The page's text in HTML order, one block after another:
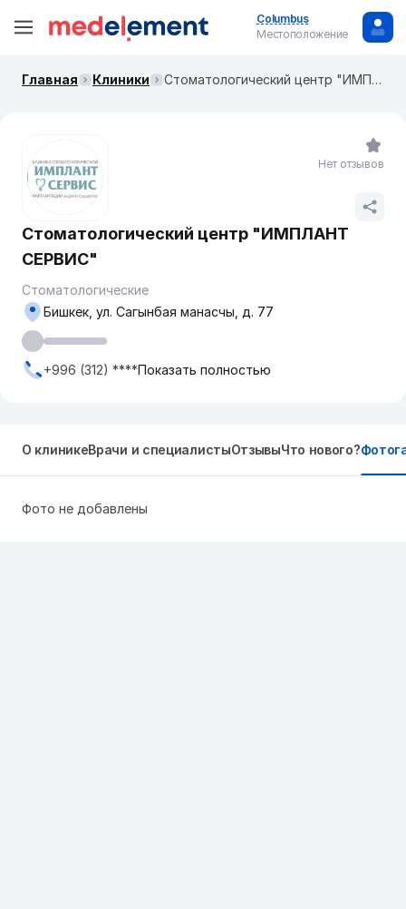
Columbus
Местоположение
Главная Клиники ​Стоматологический центр "ИМПЛАНТ СЕРВИС"
​Стоматологический центр "ИМПЛАНТ
СЕРВИС"
Стоматологические
Бишкек, ул. ​Сагынбая манасчы, д. 77
+996 (312) ****Показать полностью
Нет отзывов
О клиникеВрачи и специалистыОтзывыЧто нового?
Фото не добавлены